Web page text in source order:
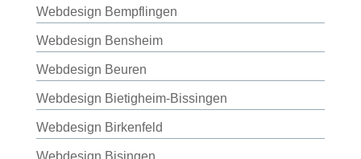
Webdesign Bempflingen
Webdesign Bensheim
Webdesign Beuren
Webdesign Bietigheim-Bissingen
Webdesign Birkenfeld
Webdesign Bisingen